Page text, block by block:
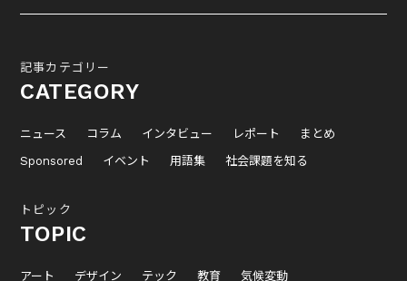
記事カテゴリー
CATEGORY
ニュース コラム インタビュー レポート
まとめ
Sponsored
イベント 用語集 社会課題を知る
トピック
TOPIC
アート デザイン テック 教育 気候変動